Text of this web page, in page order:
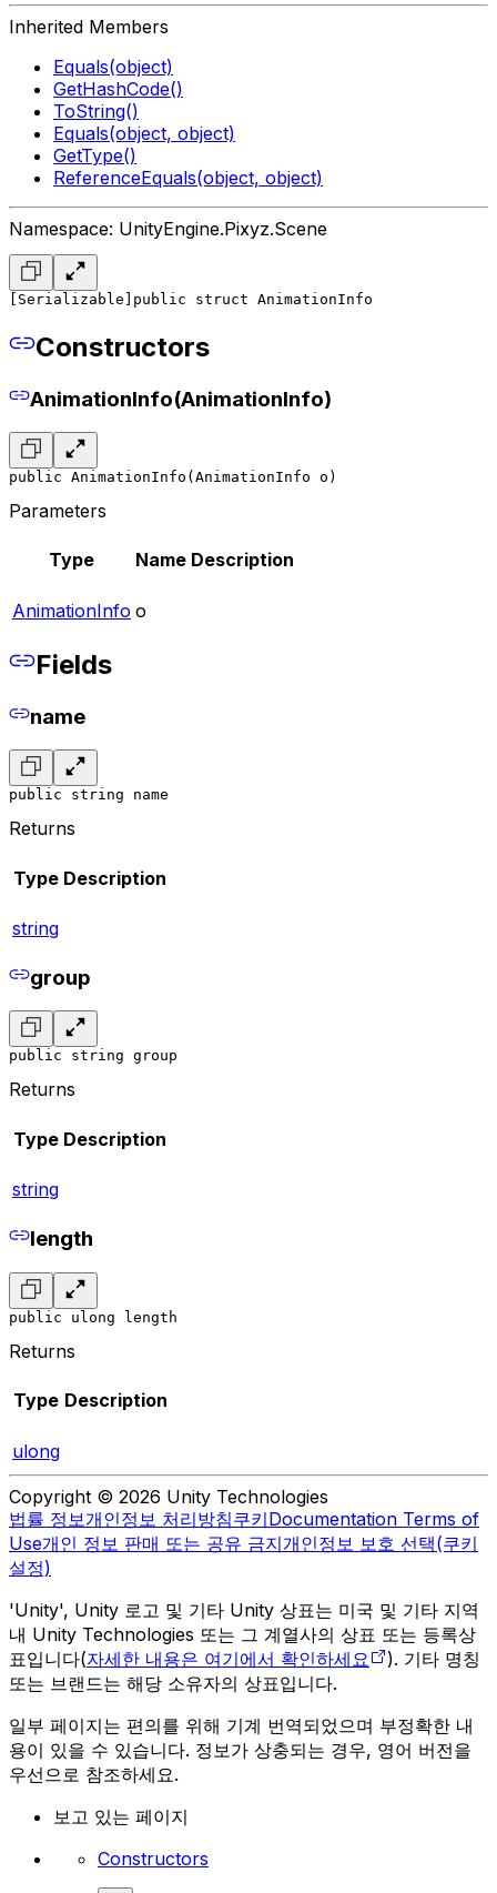
Inherited Members
Equals(object)
GetHashCode()
ToString()
Equals(object, object)
GetType()
ReferenceEquals(object, object)
Namespace: UnityEngine.Pixyz.Scene
[Serializable] public struct AnimationInfo
Constructors
AnimationInfo(AnimationInfo)
public AnimationInfo(AnimationInfo o)
Parameters
Type Name Description
AnimationInfo o
Fields
name
public string name
Returns
Type Description
string
group
public string group
Returns
Type Description
string
length
public ulong length
Returns
Type Description
ulong
Copyright © 2026 Unity Technologies
법률 정보개인정보 처리방침쿠키Documentation Terms of
Use개인 정보 판매 또는 공유 금지개인정보 보호 선택(쿠키
설정)
'Unity', Unity 로고 및 기타 Unity 상표는 미국 및 기타 지역
내 Unity Technologies 또는 그 계열사의 상표 또는 등록상
표입니다(자세한 내용은 여기에서 확인하세요
). 기타 명칭
또는 브랜드는 해당 소유자의 상표입니다.
일부 페이지는 편의를 위해 기계 번역되었으며 부정확한 내
용이 있을 수 있습니다. 정보가 상충되는 경우, 영어 버전을
우선으로 참조하세요.
보고 있는 페이지
Constructors